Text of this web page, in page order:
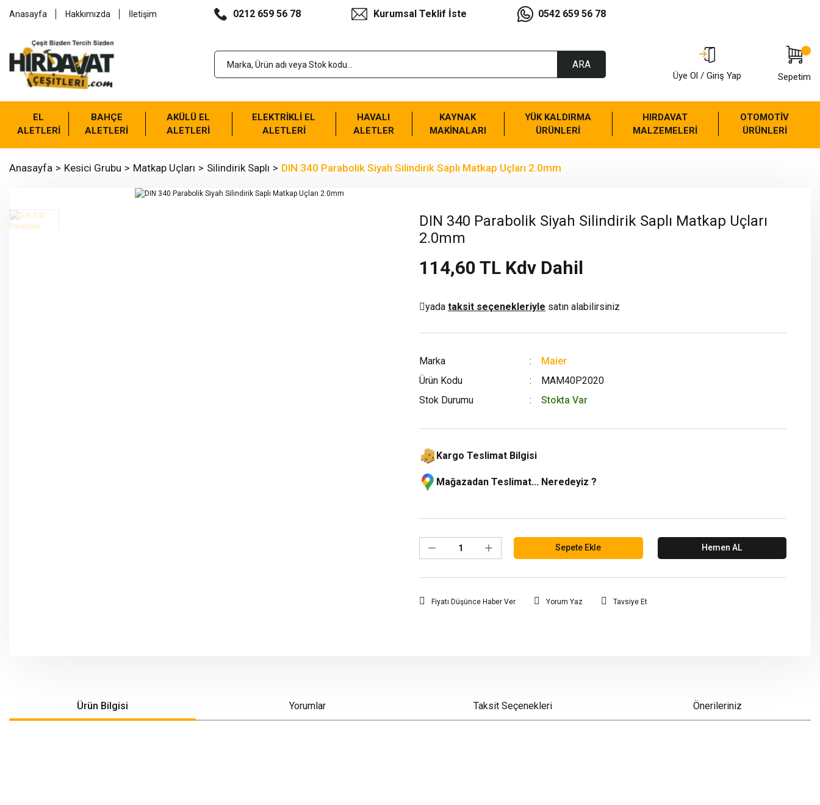
Anasayfa Hakkımızda İletişim 0212 659 56 78 Kurumsal Teklif İste 0542 659 56 78
ARA
Üye Ol / Giriş Yap Sepetim
EL
ALETLERİ
BAHÇE
ALETLERİ
AKÜLÜ EL
ALETLERİ
ELEKTRİKLİ EL
ALETLERİ
HAVALI
ALETLER
KAYNAK
MAKİNALARI
YÜK KALDIRMA
ÜRÜNLERİ
HIRDAVAT
MALZEMELERİ
OTOMOTİV
ÜRÜNLERİ
Anasayfa Kesici Grubu Matkap Uçları Silindirik Saplı DIN 340 Parabolik Siyah Silindirik Saplı Matkap Uçları 2.0mm
DIN 340 Parabolik Siyah Silindirik Saplı Matkap Uçları
2.0mm
114,60 TL Kdv Dahil
yada taksit seçenekleriyle satın alabilirsiniz
Marka
Maier
Ürün Kodu
MAM40P2020
Stok Durumu
Stokta Var
Kargo Teslimat Bilgisi
Mağazadan Teslimat... Neredeyiz ?
Sepete Ekle Hemen AL
Fiyatı Düşünce Haber Ver Yorum Yaz Tavsiye Et
Ürün Bilgisi Yorumlar Taksit Seçenekleri Önerileriniz